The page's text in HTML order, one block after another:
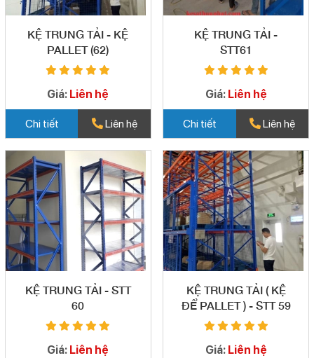
KỆ TRUNG TẢI - KỆ
PALLET (62)
Giá: Liên hệ
Chi tiết Liên hệ
KỆ TRUNG TẢI -
STT61
Giá: Liên hệ
Chi tiết Liên hệ
KỆ TRUNG TẢI - STT
60
Giá: Liên hệ
KỆ TRUNG TẢI ( KỆ
ĐỂ PALLET ) - STT 59
Giá: Liên hệ